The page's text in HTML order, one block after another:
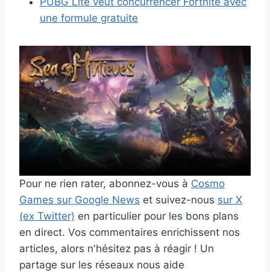
une formule gratuite
Pour ne rien rater, abonnez-vous à Cosmo
Games sur Google News et suivez-nous sur X
(ex Twitter) en particulier pour les bons plans
en direct. Vos commentaires enrichissent nos
articles, alors n'hésitez pas à réagir ! Un
partage sur les réseaux nous aide